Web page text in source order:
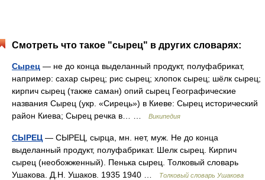
Смотреть что такое "сырец" в других словарях:
Сырец — не до конца выделанный продукт, полуфабрикат,
например: сахар сырец; рис сырец; хлопок сырец; шёлк сырец;
кирпич сырец (также саман) опий сырец Географические
названия Сырец (укр. «Сирець») в Киеве: Сырец исторический
район Киева; Сырец речка в… …
Википедия
СЫРЕЦ — СЫРЕЦ, сырца, мн. нет, муж. Не до конца
выделанный продукт, полуфабрикат. Шелк сырец. Кирпич
сырец (необожженный). Пенька сырец. Толковый словарь
Ушакова. Д.Н. Ушаков. 1935 1940 …
Толковый словарь Ушакова